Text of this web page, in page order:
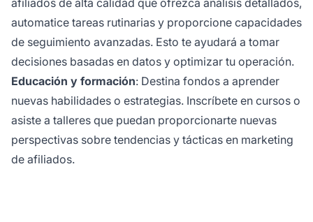
automatice tareas rutinarias y proporcione capacidades
de seguimiento avanzadas. Esto te ayudará a tomar
decisiones basadas en datos y optimizar tu operación.
Educación y formación: Destina fondos a aprender
nuevas habilidades o estrategias. Inscríbete en cursos o
asiste a talleres que puedan proporcionarte nuevas
perspectivas sobre tendencias y tácticas en marketing
de afiliados.